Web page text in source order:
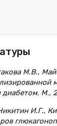
М.В.,
М.,
И.Г.,